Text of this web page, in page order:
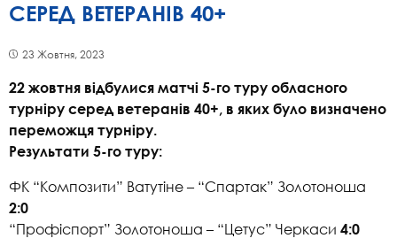
СЕРЕД ВЕТЕРАНІВ 40+
23 Жовтня, 2023
22 жовтня відбулися матчі 5-го туру обласного
турніру серед ветеранів 40+, в яких було визначено
переможця турніру.
Результати 5-го туру:
ФК “Композити” Ватутіне – “Спартак” Золотоноша
2:0
“Профіспорт” Золотоноша – “Цетус” Черкаси 4:0